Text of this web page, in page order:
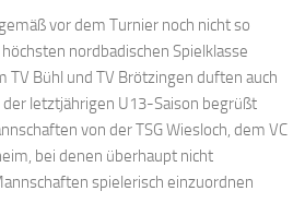
vor dem Turnier noch nicht so
nordbadischen Spielklasse
Bühl und TV Brötzingen duften auch
letztjährigen U13-Saison begrüßt
von der TSG Wiesloch, dem VC
bei denen überhaupt nicht
spielerisch einzuordnen